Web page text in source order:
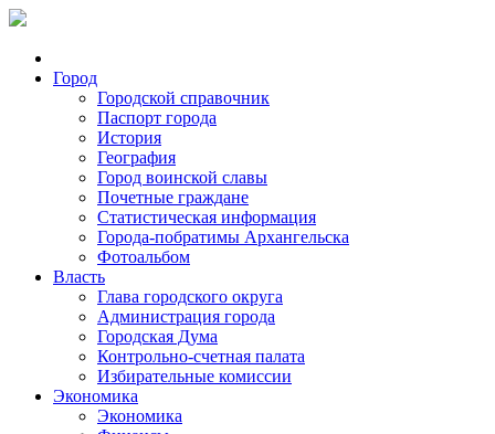
Город
Городской справочник
Паспорт города
История
География
Город воинской славы
Почетные граждане
Статистическая информация
Города-побратимы Архангельска
Фотоальбом
Власть
Глава городского округа
Администрация города
Городская Дума
Контрольно-счетная палата
Избирательные комиссии
Экономика
Экономика